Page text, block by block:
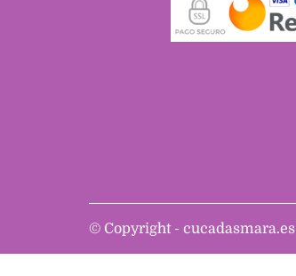
© Copyright - cucadasmara.es